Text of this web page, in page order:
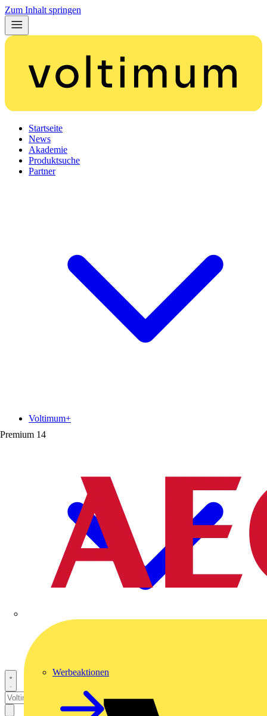
Zum Inhalt springen
Startseite
News
Akademie
Produktsuche
Partner
Premium 14
Voltimum+
Werbeaktionen